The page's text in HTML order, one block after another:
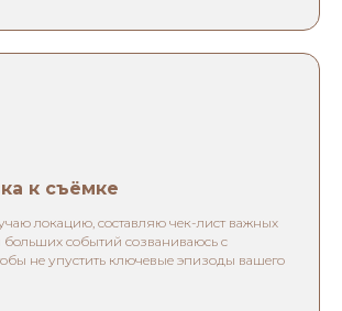
к съёмке
локацию, составляю чек-лист важных
событий созваниваюсь с
не упустить ключевые эпизоды вашего